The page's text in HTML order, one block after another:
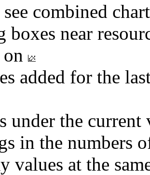
combined
boxes near
added for the
under the
in the numbers
values at the